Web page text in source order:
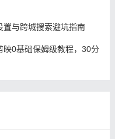
置与跨城搜索避坑指南
映0基础保姆级教程，30分